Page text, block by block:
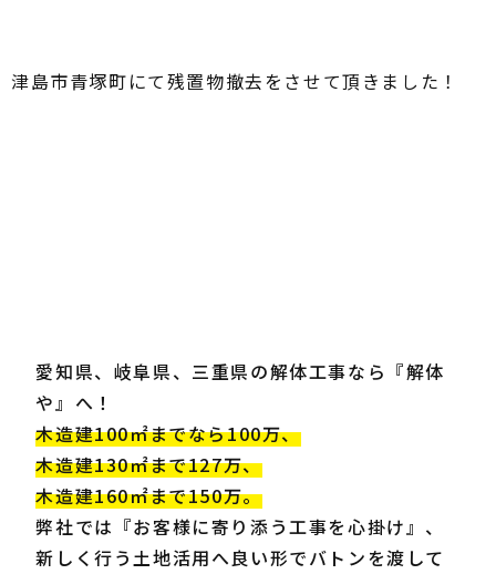
津島市青塚町にて残置物撤去をさせて頂きました！
愛知県、岐阜県、三重県の解体工事なら『解体
や』へ！
木造建100㎡までなら100万、
木造建130㎡まで127万、
木造建160㎡まで150万。
弊社では『お客様に寄り添う工事を心掛け』、
新しく行う土地活用へ良い形でバトンを渡して